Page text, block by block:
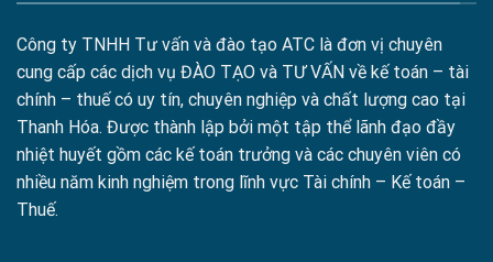
Công ty TNHH Tư vấn và đào tạo ATC là đơn vị chuyên
cung cấp các dịch vụ ĐÀO TẠO và TƯ VẤN về kế toán – tài
chính – thuế có uy tín, chuyên nghiệp và chất lượng cao tại
Thanh Hóa. Được thành lập bởi một tập thể lãnh đạo đầy
nhiệt huyết gồm các kế toán trưởng và các chuyên viên có
nhiều năm kinh nghiệm trong lĩnh vực Tài chính – Kế toán –
Thuế.